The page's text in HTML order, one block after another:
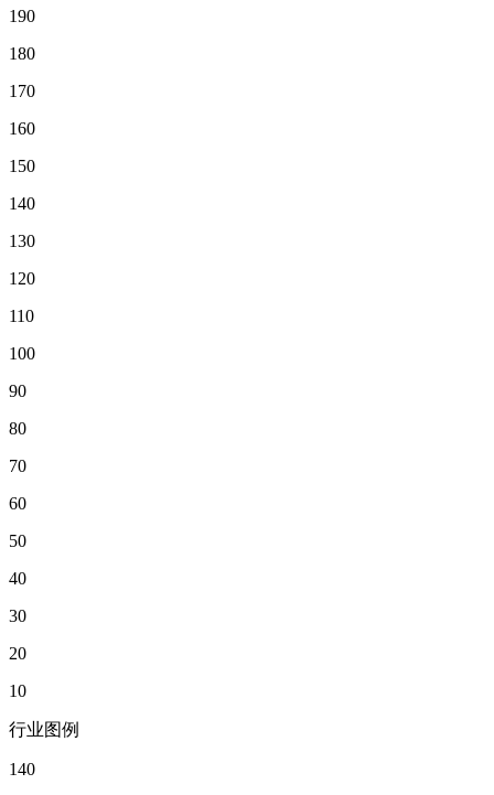
190
180
170
160
150
140
130
120
110
100
90
80
70
60
50
40
30
20
10
行业图例
140